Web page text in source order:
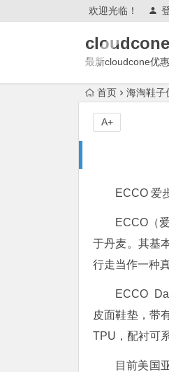
欢迎光临！
最新cloudcone优惠
样?续费,退款,会跑
首页 海淘鞋子
A+
ECCO 爱
ECCO（
于丹麦。其基
行走当作一种
ECCO
皮面鞋垫，带
TPU，配衬可
目前美国